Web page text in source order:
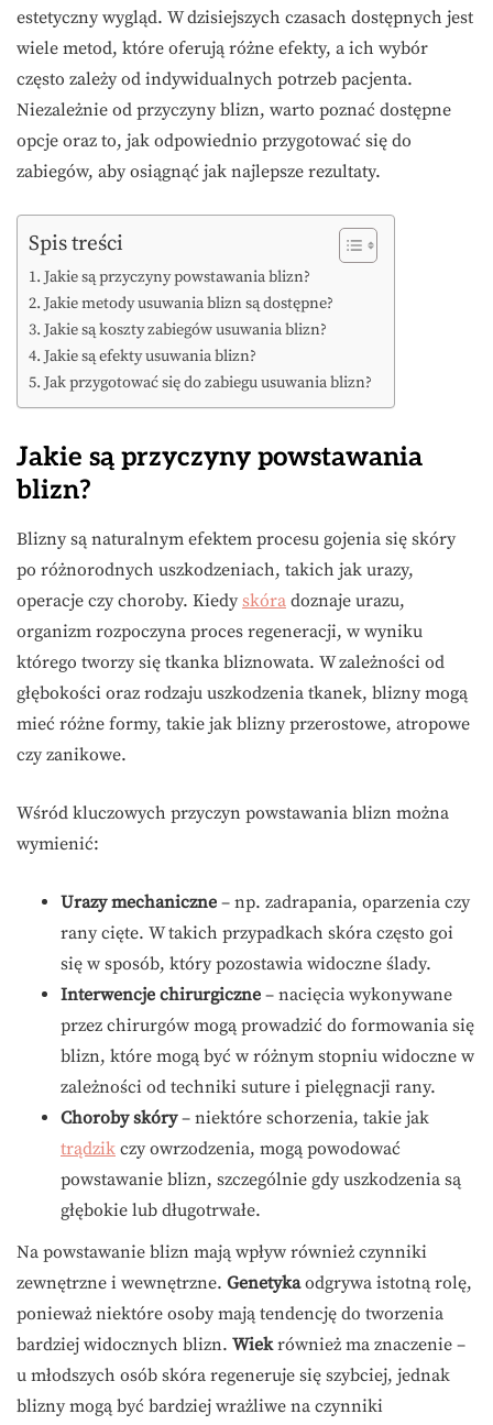
estetyczny wygląd. W dzisiejszych czasach dostępnych jest
wiele metod, które oferują różne efekty, a ich wybór
często zależy od indywidualnych potrzeb pacjenta.
Niezależnie od przyczyny blizn, warto poznać dostępne
opcje oraz to, jak odpowiednio przygotować się do
zabiegów, aby osiągnąć jak najlepsze rezultaty.
Spis treści
Jakie są przyczyny powstawania blizn?
Jakie metody usuwania blizn są dostępne?
Jakie są koszty zabiegów usuwania blizn?
Jakie są efekty usuwania blizn?
Jak przygotować się do zabiegu usuwania blizn?
Jakie są przyczyny powstawania
blizn?
Blizny są naturalnym efektem procesu gojenia się skóry
po różnorodnych uszkodzeniach, takich jak urazy,
operacje czy choroby. Kiedy skóra doznaje urazu,
organizm rozpoczyna proces regeneracji, w wyniku
którego tworzy się tkanka bliznowata. W zależności od
głębokości oraz rodzaju uszkodzenia tkanek, blizny mogą
mieć różne formy, takie jak blizny przerostowe, atropowe
czy zanikowe.
Wśród kluczowych przyczyn powstawania blizn można
wymienić:
Urazy mechaniczne – np. zadrapania, oparzenia czy
rany cięte. W takich przypadkach skóra często goi
się w sposób, który pozostawia widoczne ślady.
Interwencje chirurgiczne – nacięcia wykonywane
przez chirurgów mogą prowadzić do formowania się
blizn, które mogą być w różnym stopniu widoczne w
zależności od techniki suture i pielęgnacji rany.
Choroby skóry– niektóre schorzenia, takie jak
trądzik czy owrzodzenia, mogą powodować
powstawanie blizn, szczególnie gdy uszkodzenia są
głębokie lub długotrwałe.
Na powstawanie blizn mają wpływ również czynniki
zewnętrzne i wewnętrzne. Genetykaodgrywa istotną rolę,
ponieważ niektóre osoby mają tendencję do tworzenia
bardziej widocznych blizn. Wiekrównież ma znaczenie –
u młodszych osób skóra regeneruje się szybciej, jednak
blizny mogą być bardziej wrażliwe na czynniki